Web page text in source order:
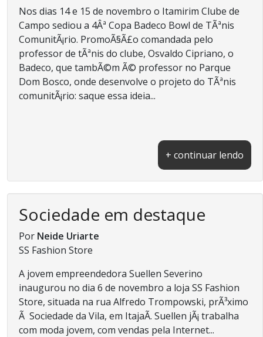
Nos dias 14 e 15 de novembro o Itamirim Clube de
Campo sediou a 4Âª Copa Badeco Bowl de TÃªnis
ComunitÃ¡rio. PromoÃ§Ã£o comandada pelo
professor de tÃªnis do clube, Osvaldo Cipriano, o
Badeco, que tambÃ©m Ã© professor no Parque
Dom Bosco, onde desenvolve o projeto do TÃªnis
comunitÃ¡rio: saque essa ideia...
+ continuar lendo
Sociedade em destaque
Por Neide Uriarte
SS Fashion Store
A jovem empreendedora Suellen Severino
inaugurou no dia 6 de novembro a loja SS Fashion
Store, situada na rua Alfredo Trompowski, prÃ³ximo
Ã Sociedade da Vila, em ItajaÃ­. Suellen jÃ¡ trabalha
com moda jovem, com vendas pela Internet...